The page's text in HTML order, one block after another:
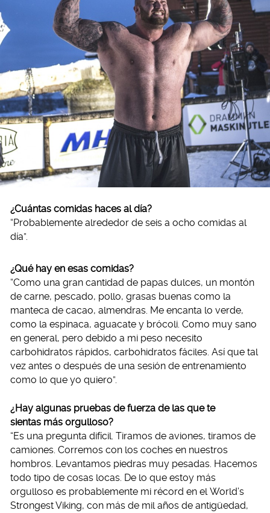
¿Cuántas comidas haces al día?
“Probablemente alrededor de seis a ocho comidas al
día”.
¿Qué hay en esas comidas?
“Como una gran cantidad de papas dulces, un montón
de carne, pescado, pollo, grasas buenas como la
manteca de cacao, almendras. Me encanta lo verde,
como la espinaca, aguacate y brócoli. Como muy sano
en general, pero debido a mi peso necesito
carbohidratos rápidos, carbohidratos fáciles. Así que tal
vez antes o después de una sesión de entrenamiento
como lo que yo quiero”.
¿Hay algunas pruebas de fuerza de las que te
sientas más orgulloso?
“Es una pregunta difícil. Tiramos de aviones, tiramos de
camiones. Corremos con los coches en nuestros
hombros. Levantamos piedras muy pesadas. Hacemos
todo tipo de cosas locas. De lo que estoy más
orgulloso es probablemente mi récord en el World’s
Strongest Viking, con más de mil años de antigüedad,